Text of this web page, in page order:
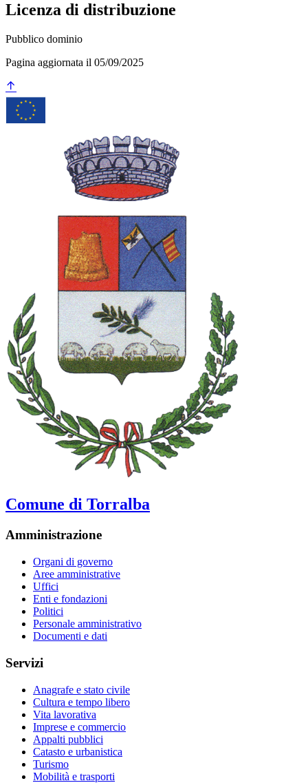
Licenza di distribuzione
Pubblico dominio
Pagina aggiornata il 05/09/2025
Comune di Torralba
Amministrazione
Organi di governo
Aree amministrative
Uffici
Enti e fondazioni
Politici
Personale amministrativo
Documenti e dati
Servizi
Anagrafe e stato civile
Cultura e tempo libero
Vita lavorativa
Imprese e commercio
Appalti pubblici
Catasto e urbanistica
Turismo
Mobilità e trasporti